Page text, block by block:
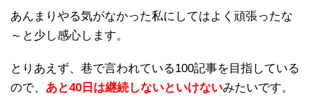
あんまりやる気がなかった私にしてはよく頑張ったな
～と少し感心します。
とりあえず、巷で言われている100記事を目指している
ので、 あと40日は継続しないといけないみたいです。